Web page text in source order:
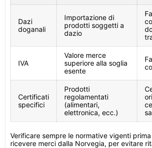
Dazi
doganali
Importazione di
prodotti soggetti a
dazio
IVA
Valore merce
superiore alla soglia
esente
Certificati
specifici
Prodotti
regolamentati
(alimentari,
elettronica, ecc.)
Verificare sempre le normative vigenti
ricevere merci dalla Norvegia, per evitare